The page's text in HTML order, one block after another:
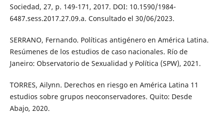
Sociedad, 27, p. 149-171, 2017. DOI: 10.1590/1984-
6487.sess.2017.27.09.a. Consultado el 30/06/2023.
SERRANO, Fernando. Políticas antigénero en América Latina.
Resúmenes de los estudios de caso nacionales. Río de
Janeiro: Observatorio de Sexualidad y Política (SPW), 2021.
TORRES, Ailynn. Derechos en riesgo en América Latina 11
estudios sobre grupos neoconservadores. Quito: Desde
Abajo, 2020.